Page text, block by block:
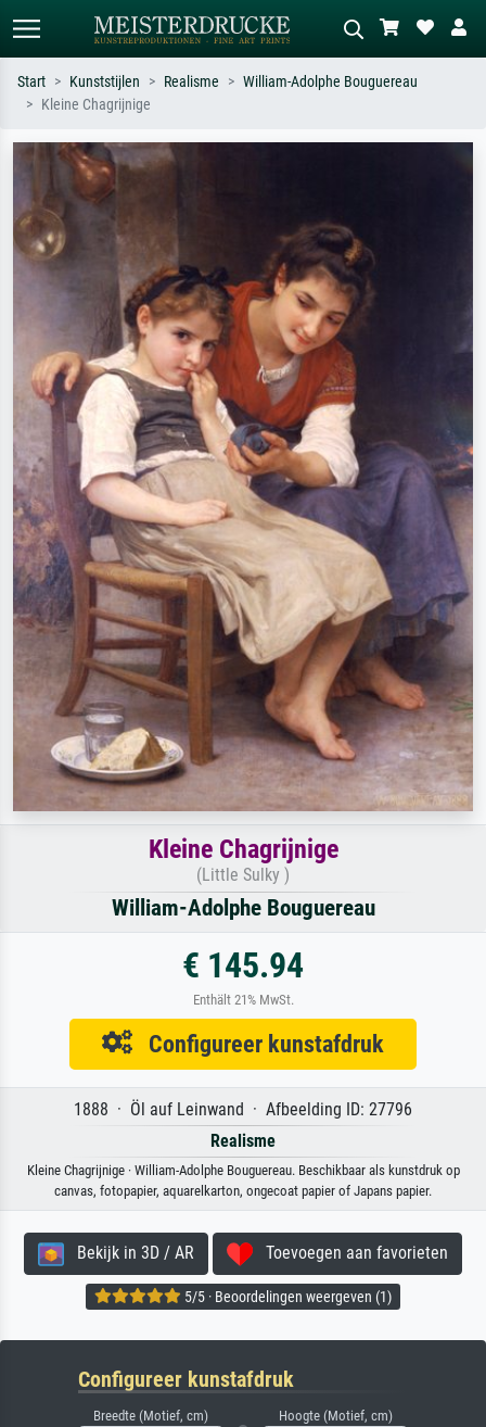
Zoek op kunstenaar, titel of stijl – bijv.
Monet, Sterrennacht, impressionisme,
Hokusai-golf, naakt.
een boom.
Start Kunststijlen Realisme
William-Adolphe Bouguereau
Kleine Chagrijnige
Kleine Chagrijnige
(Little Sulky )
William-Adolphe Bouguereau
€ 145.94
Enthält 21% MwSt.
Configureer kunstafdruk
1888 · Öl auf Leinwand · Afbeelding ID: 27796
Realisme
Kleine Chagrijnige · William-Adolphe Bouguereau. Beschikbaar als kunstdruk op
canvas, fotopapier, aquarelkarton, ongecoat papier of Japans papier.
Bekijk in 3D / AR Toevoegen aan favorieten
5/5 · Beoordelingen weergeven (1)
Configureer kunstafdruk
Breedte (Motief, cm) Hoogte (Motief, cm)